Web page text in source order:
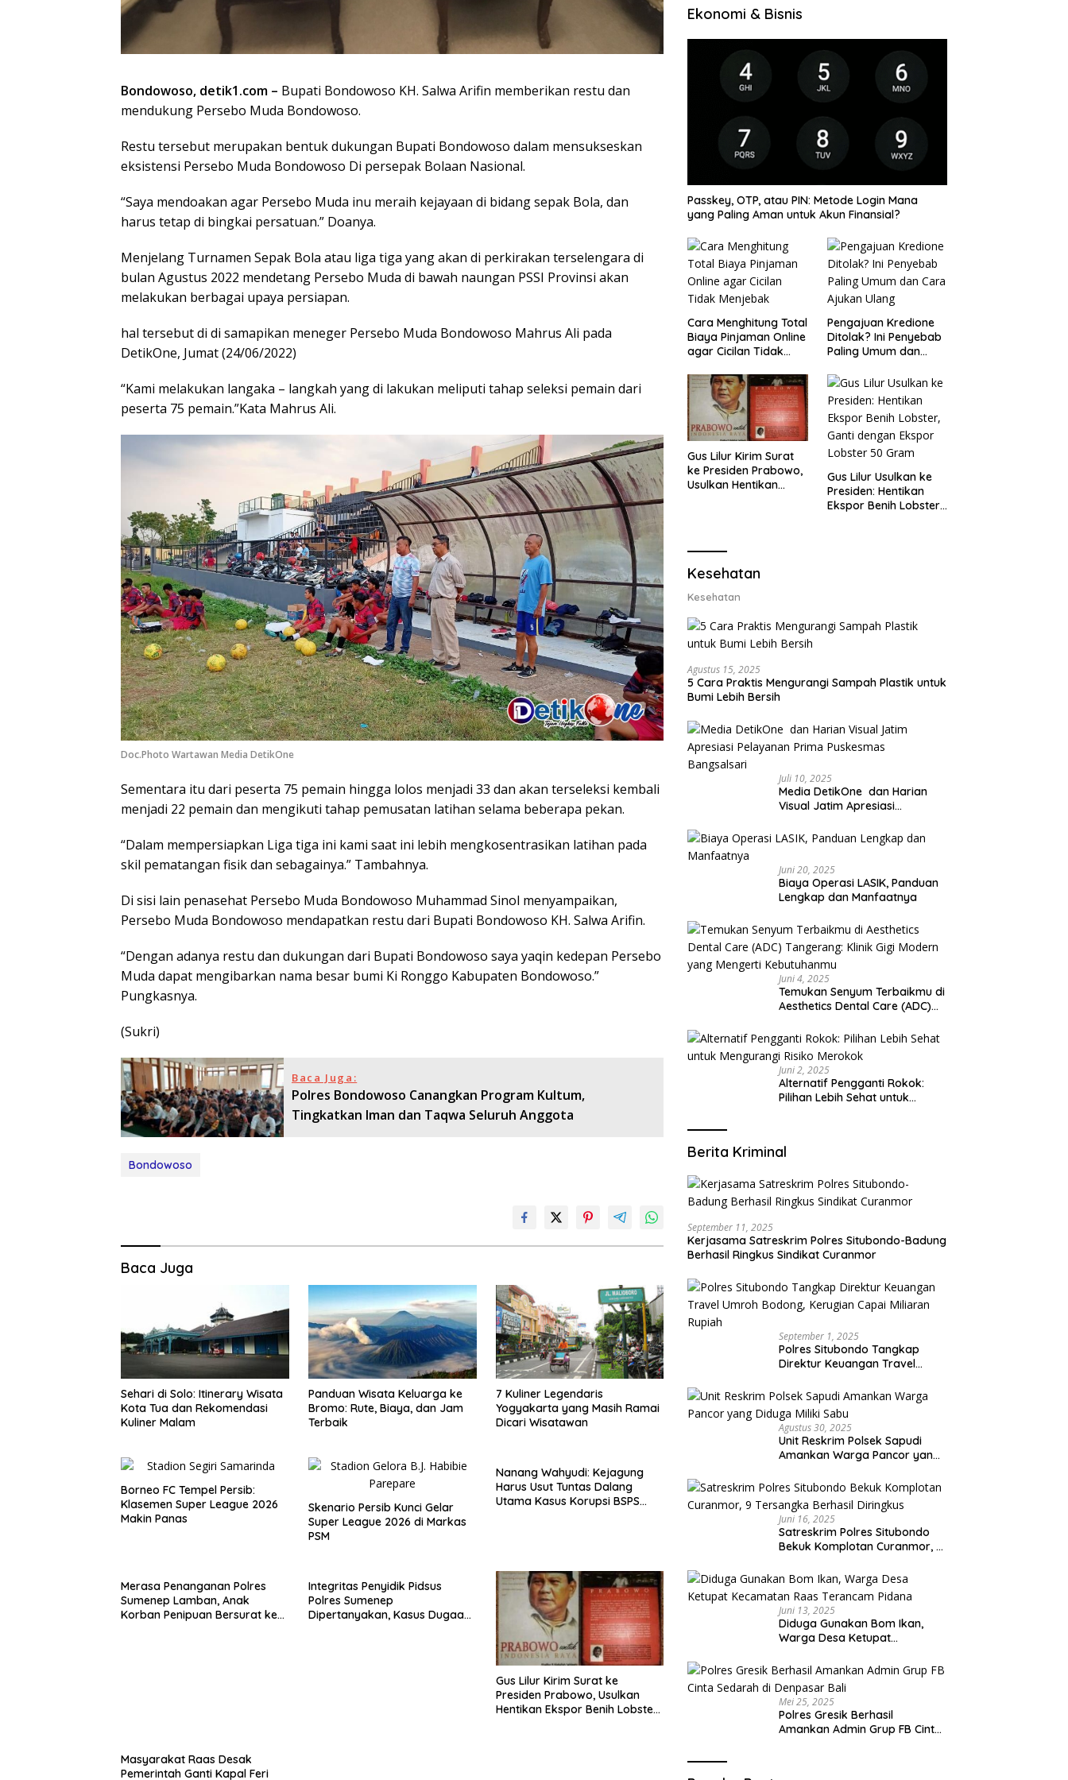
Bondowoso, detik1.com – Bupati Bondowoso KH. Salwa Arifin memberikan restu dan
mendukung Persebo Muda Bondowoso.
Restu tersebut merupakan bentuk dukungan Bupati Bondowoso dalam mensukseskan
eksistensi Persebo Muda Bondowoso Di persepak Bolaan Nasional.
“Saya mendoakan agar Persebo Muda inu meraih kejayaan di bidang sepak Bola, dan
harus tetap di bingkai persatuan.” Doanya.
Menjelang Turnamen Sepak Bola atau liga tiga yang akan di perkirakan terselengara di
bulan Agustus 2022 mendetang Persebo Muda di bawah naungan PSSI Provinsi akan
melakukan berbagai upaya persiapan.
hal tersebut di di samapikan meneger Persebo Muda Bondowoso Mahrus Ali pada
DetikOne, Jumat (24/06/2022)
“Kami melakukan langaka – langkah yang di lakukan meliputi tahap seleksi pemain dari
peserta 75 pemain.”Kata Mahrus Ali.
Doc.Photo Wartawan Media DetikOne
Sementara itu dari peserta 75 pemain hingga lolos menjadi 33 dan akan terseleksi kembali
menjadi 22 pemain dan mengikuti tahap pemusatan latihan selama beberapa pekan.
“Dalam mempersiapkan Liga tiga ini kami saat ini lebih mengkosentrasikan latihan pada
skil pematangan fisik dan sebagainya.” Tambahnya.
Di sisi lain penasehat Persebo Muda Bondowoso Muhammad Sinol menyampaikan,
Persebo Muda Bondowoso mendapatkan restu dari Bupati Bondowoso KH. Salwa Arifin.
“Dengan adanya restu dan dukungan dari Bupati Bondowoso saya yaqin kedepan Persebo
Muda dapat mengibarkan nama besar bumi Ki Ronggo Kabupaten Bondowoso.”
Pungkasnya.
(Sukri)
Baca Juga:
Polres Bondowoso Canangkan Program Kultum,
Tingkatkan Iman dan Taqwa Seluruh Anggota
Bondowoso
Baca Juga
Sehari di Solo: Itinerary Wisata
Kota Tua dan Rekomendasi
Kuliner Malam
Panduan Wisata Keluarga ke
Bromo: Rute, Biaya, dan Jam
Terbaik
7 Kuliner Legendaris
Yogyakarta yang Masih Ramai
Dicari Wisatawan
Borneo FC Tempel Persib:
Klasemen Super League 2026
Makin Panas
Skenario Persib Kunci Gelar
Super League 2026 di Markas
PSM
Nanang Wahyudi: Kejagung
Harus Usut Tuntas Dalang
Utama Kasus Korupsi BSPS
Merasa Penanganan Polres
Sumenep Lamban, Anak
Korban Penipuan Bersurat ke
Integritas Penyidik Pidsus
Polres Sumenep
Dipertanyakan, Kasus Dugaan
Gus Lilur Kirim Surat ke
Presiden Prabowo, Usulkan
Hentikan Ekspor Benih Lobster
Masyarakat Raas Desak
Pemerintah Ganti Kapal Feri
Ekonomi & Bisnis
Passkey, OTP, atau PIN: Metode Login Mana
yang Paling Aman untuk Akun Finansial?
Cara Menghitung Total
Biaya Pinjaman Online
agar Cicilan Tidak
Pengajuan Kredione
Ditolak? Ini Penyebab
Paling Umum dan
Gus Lilur Kirim Surat
ke Presiden Prabowo,
Usulkan Hentikan
Gus Lilur Usulkan ke
Presiden: Hentikan
Ekspor Benih Lobster,
Kesehatan
Kesehatan
Agustus 15, 2025
5 Cara Praktis Mengurangi Sampah Plastik untuk
Bumi Lebih Bersih
Juli 10, 2025
Media DetikOne dan Harian
Visual Jatim Apresiasi
Bangsalsari
Juni 20, 2025
Biaya Operasi LASIK, Panduan
Lengkap dan Manfaatnya
Juni 4, 2025
Temukan Senyum Terbaikmu di
Aesthetics Dental Care (ADC)
yang Mengerti Kebutuhanmu
Juni 2, 2025
Alternatif Pengganti Rokok:
Pilihan Lebih Sehat untuk
Berita Kriminal
September 11, 2025
Kerjasama Satreskrim Polres Situbondo-Badung
Berhasil Ringkus Sindikat Curanmor
September 1, 2025
Polres Situbondo Tangkap
Direktur Keuangan Travel
Capai Miliaran Rupiah
Agustus 30, 2025
Unit Reskrim Polsek Sapudi
Amankan Warga Pancor yang
Juni 16, 2025
Satreskrim Polres Situbondo
Bekuk Komplotan Curanmor, 9
Juni 13, 2025
Diduga Gunakan Bom Ikan,
Warga Desa Ketupat
Pidana
Mei 25, 2025
Polres Gresik Berhasil
Amankan Admin Grup FB Cinta